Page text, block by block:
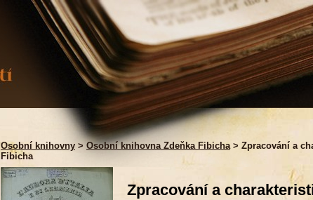
Osobní knihovny > Osobní knihovna Zdeňka Fibicha> Zpracování a
Fibicha
Zpracování a